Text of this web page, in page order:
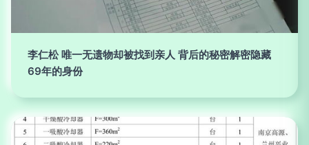
李仁松 唯一无遗物却被找到亲人 背后的秘密解密隐藏
69年的身份